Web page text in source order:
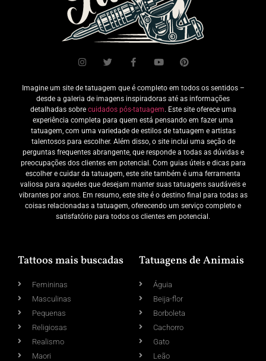
Imagine um site de tatuagem que é completo em todos os sentidos –
desde a galeria de imagens inspiradoras até as informações
detalhadas sobre cuidados pós-tatuagem. Este site oferece uma
experiência completa para quem está pensando em fazer uma
tatuagem, com uma variedade de estilos de tatuagem e artistas
talentosos para escolher. Além disso, o site inclui uma seção de
perguntas frequentes abrangente, que responde a todas as dúvidas e
preocupações dos clientes em potencial. Com guias úteis e dicas para
escolher e cuidar da tatuagem, este site também é uma ferramenta
valiosa para aqueles que desejam manter suas tatuagens saudáveis e
vibrantes por anos. Em resumo, este site é o destino final para todas as
coisas relacionadas a tatuagem, oferecendo um serviço completo e
satisfatório para todos os clientes em potencial.
Tattoos mais buscadas
Femininas
Masculinas
Pequenas
Religiosas
Realismo
Maori
Tatuagens de Animais
Águia
Beija-flor
Borboleta
Cachorro
Gato
Leão